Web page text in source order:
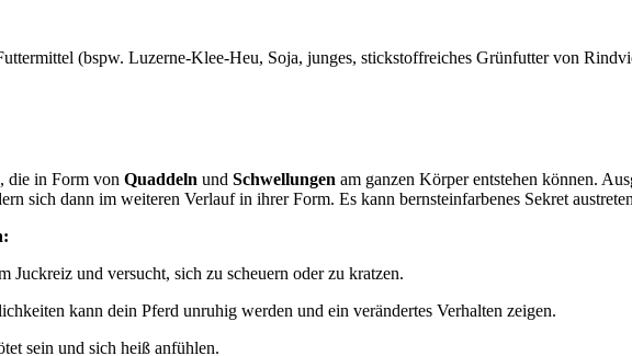
(bspw. Luzerne-Klee-Heu, Soja, junges, stickstoffreiches Grünfutter von
, die in Form von Quaddeln und Schwellungen am ganzen Körper entstehen können.
sich dann im weiteren Verlauf in ihrer Form. Es kann bernsteinfarbenes Sekret
Juckreiz und versucht, sich zu scheuern oder zu kratzen.
kann dein Pferd unruhig werden und ein verändertes Verhalten zeigen.
sein und sich heiß anfühlen.